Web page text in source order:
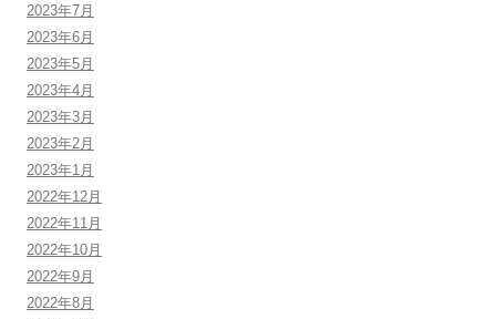
2023年7月
2023年6月
2023年5月
2023年4月
2023年3月
2023年2月
2023年1月
2022年12月
2022年11月
2022年10月
2022年9月
2022年8月